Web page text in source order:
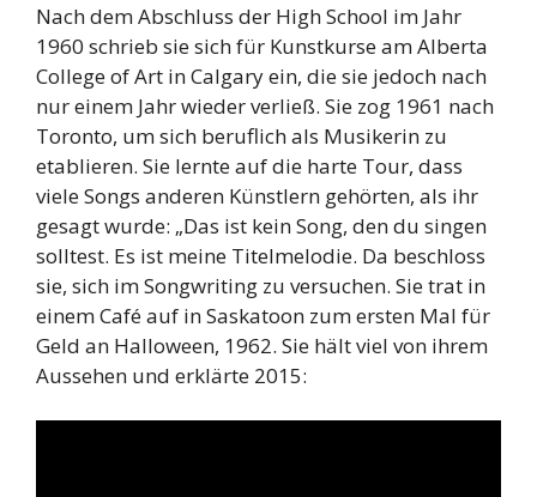
Nach dem Abschluss der High School im Jahr
1960 schrieb sie sich für Kunstkurse am Alberta
College of Art in Calgary ein, die sie jedoch nach
nur einem Jahr wieder verließ. Sie zog 1961 nach
Toronto, um sich beruflich als Musikerin zu
etablieren. Sie lernte auf die harte Tour, dass
viele Songs anderen Künstlern gehörten, als ihr
gesagt wurde: „Das ist kein Song, den du singen
solltest. Es ist meine Titelmelodie. Da beschloss
sie, sich im Songwriting zu versuchen. Sie trat in
einem Café auf in Saskatoon zum ersten Mal für
Geld an Halloween, 1962. Sie hält viel von ihrem
Aussehen und erklärte 2015: